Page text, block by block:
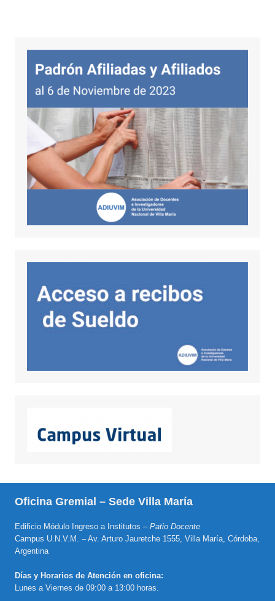
Oficina Gremial – Sede Villa María
Edificio Módulo Ingreso a Institutos – Patio Docente
Campus U.N.V.M. – Av. Arturo Jauretche 1555, Villa María, Córdoba,
Argentina
Días y Horarios de Atención en oficina:
Lunes a Viernes de 09:00 a 13:00 horas.